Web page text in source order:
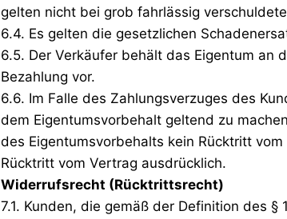
gelten nicht bei grob fahrlässig
6.4. Es gelten die gesetzlichen
6.5. Der Verkäufer behält das Eigentum an
Bezahlung vor.
6.6. Im Falle des Zahlungsverzuges des
dem Eigentumsvorbehalt geltend zu
des Eigentumsvorbehalts kein Rücktritt
Rücktritt vom Vertrag ausdrücklich.
Widerrufsrecht (Rücktrittsrecht)
7.1. Kunden, die gemäß der Definition des §